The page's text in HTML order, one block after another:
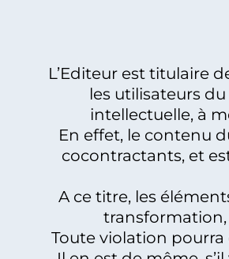
L’Editeur est titulaire
les utilisateurs
intellectuelle, à
En effet, le contenu
cocontractants, et
A ce titre, les
Toute violation